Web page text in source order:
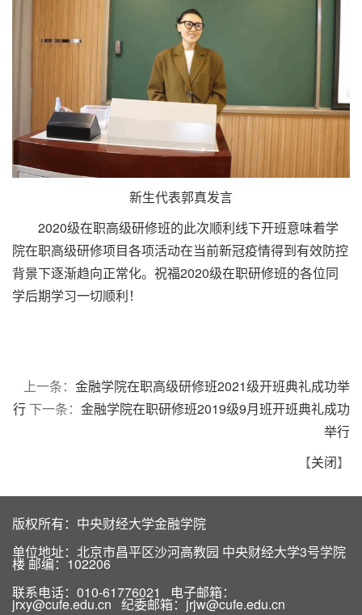
新生代表郭真发言
2020级在职高级研修班的此次顺利线下开班意味着学
院在职高级研修项目各项活动在当前新冠疫情得到有效防控
背景下逐渐趋向正常化。祝福2020级在职研修班的各位同
学后期学习一切顺利！
上一条： 金融学院在职高级研修班2021级开班典礼成功举
行 下一条： 金融学院在职研修班2019级9月班开班典礼成功
举行
【关闭】
版权所有：中央财经大学金融学院
单位地址：北京市昌平区沙河高教园 中央财经大学3号学院
楼 邮编：102206
联系电话：010-61776021 电子邮箱：
jrxy@cufe.edu.cn 纪委邮箱：jrjw@cufe.edu.cn